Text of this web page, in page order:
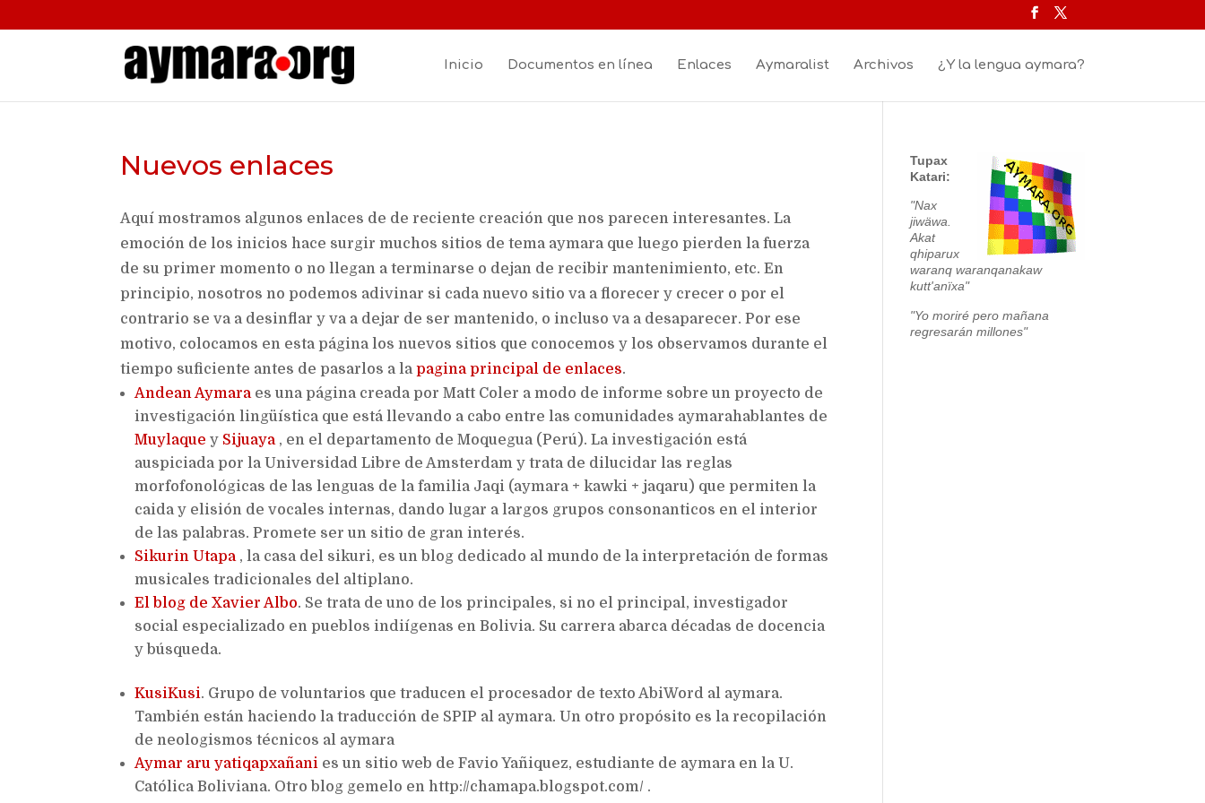
Inicio Documentos en línea Enlaces Aymaralist Archivos ¿Y la lengua aymara?
Nuevos enlaces
Aquí mostramos algunos enlaces de de reciente creación que nos parecen interesantes. La
emoción de los inicios hace surgir muchos sitios de tema aymara que luego pierden la fuerza
de su primer momento o no llegan a terminarse o dejan de recibir mantenimiento, etc. En
principio, nosotros no podemos adivinar si cada nuevo sitio va a florecer y crecer o por el
contrario se va a desinflar y va a dejar de ser mantenido, o incluso va a desaparecer. Por ese
motivo, colocamos en esta página los nuevos sitios que conocemos y los observamos durante el
tiempo suficiente antes de pasarlos a lapagina principal de enlaces.
Andean Aymaraes una página creada por Matt Coler a modo de informe sobre un proyecto de
investigación lingüística que está llevando a cabo entre las comunidades aymarahablantes de
Muylaque y Sijuaya, en el departamento de Moquegua (Perú). La investigación está
auspiciada por la Universidad Libre de Amsterdam y trata de dilucidar las reglas
morfofonológicas de las lenguas de la familia Jaqi (aymara + kawki + jaqaru) que permiten la
caida y elisión de vocales internas, dando lugar a largos grupos consonanticos en el interior
de las palabras. Promete ser un sitio de gran interés.
Sikurin Utapa, la casa del sikuri, es un blog dedicado al mundo de la interpretación de formas
musicales tradicionales del altiplano.
El blog de Xavier Albo. Se trata de uno de los principales, si no el principal, investigador
social especializado en pueblos indiígenas en Bolivia. Su carrera abarca décadas de docencia
y búsqueda.
KusiKusi. Grupo de voluntarios que traducen el procesador de texto AbiWord al aymara.
También están haciendo la traducción de SPIP al aymara. Un otro propósito es la recopilación
de neologismos técnicos al aymara
Aymar aru yatiqapxañani es un sitio web de Favio Yañiquez, estudiante de aymara en la U.
Católica Boliviana. Otro blog gemelo en http://chamapa.blogspot.com/ .
Tupax
Katari:
"Nax
jiwäwa.
Akat
qhiparux
waranq waranqanakaw
kutt'anïxa"
"Yo moriré pero mañana
regresarán millones"